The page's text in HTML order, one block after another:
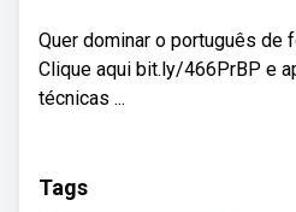
Quer dominar o português de
Clique aqui bit.ly/466PrBP e
técnicas ...
Tags